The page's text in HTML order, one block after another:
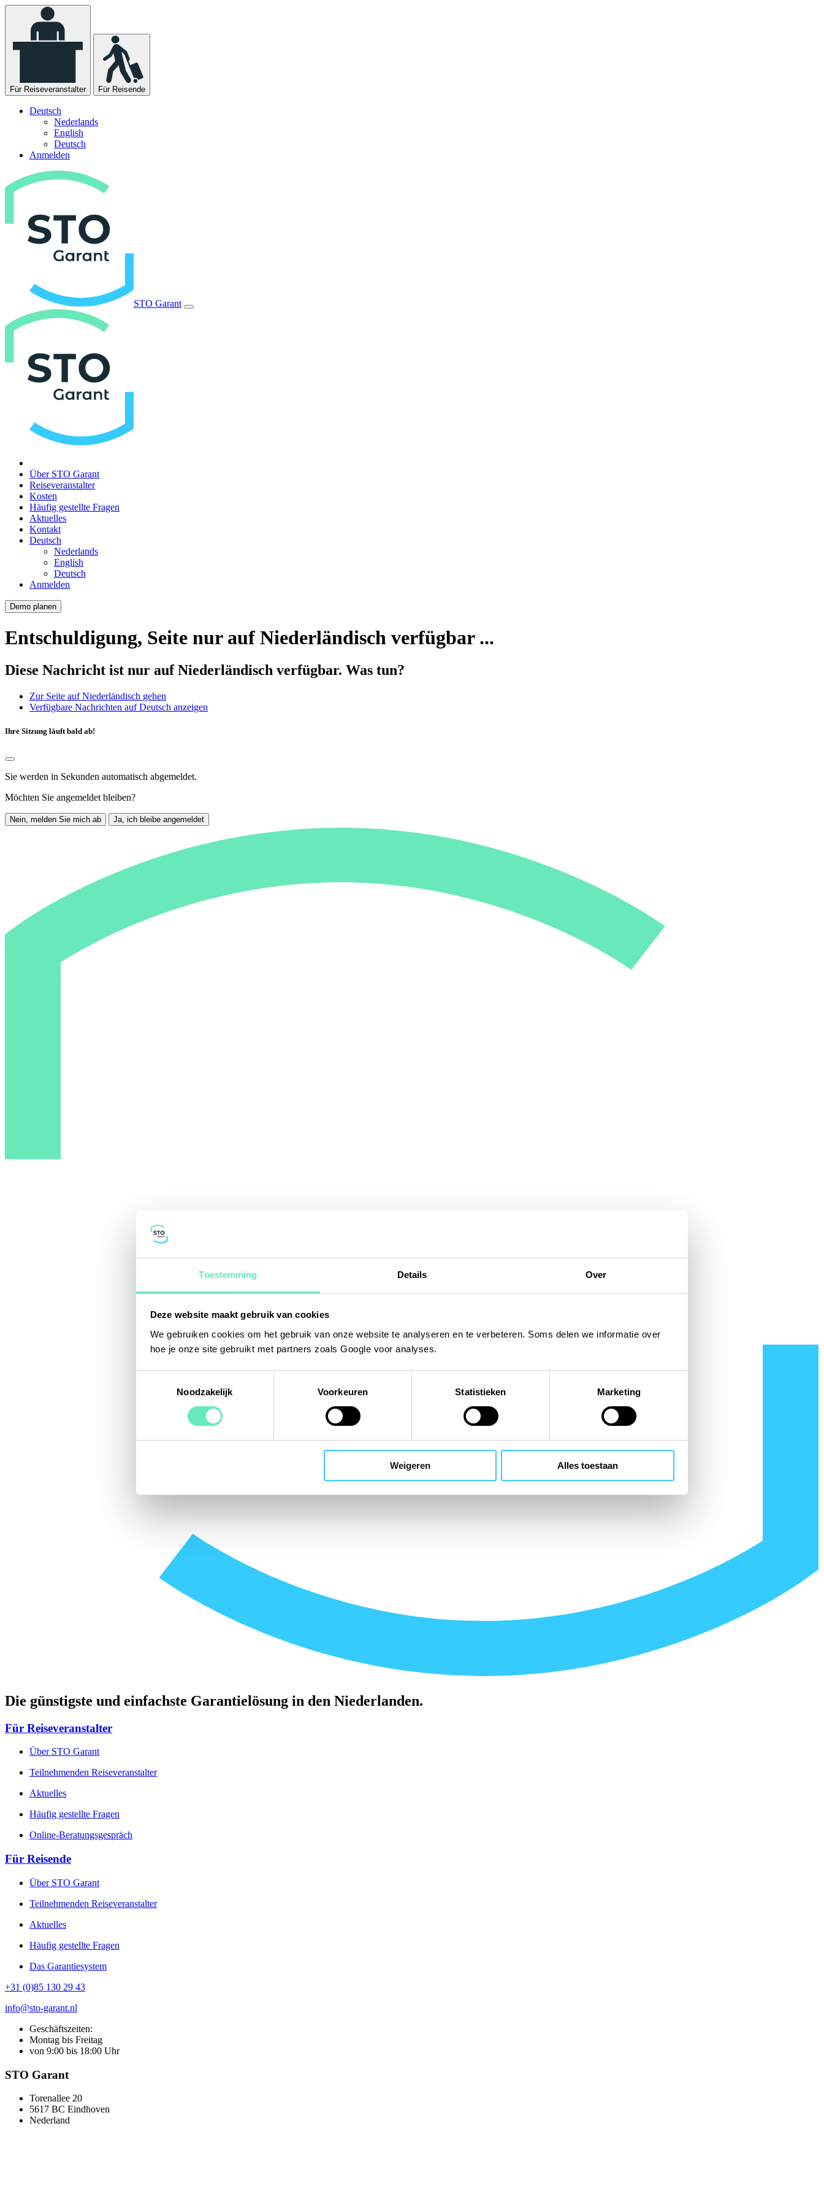
Toestemming Details Over
Deze website maakt gebruik van cookies
We gebruiken cookies om het gebruik van onze website te analyseren en te verbeteren. Soms delen we informatie over
hoe je onze site gebruikt met partners zoals Google voor analyses.
Noodzakelijk
Voorkeuren Statistieken Marketing
Weigeren Alles toestaan
Für Reiseveranstalter Für Reisende
Deutsch
Nederlands
English
Deutsch
Anmelden
STO Garant
Über STO Garant
Reiseveranstalter
Kosten
Häufig gestellte Fragen
Aktuelles
Kontakt
Deutsch
Nederlands
English
Deutsch
Anmelden
Demo planen
Entschuldigung, Seite nur auf Niederländisch verfügbar ...
Diese Nachricht ist nur auf Niederländisch verfügbar. Was tun?
Zur Seite auf Niederländisch gehen
Verfügbare Nachrichten auf Deutsch anzeigen
Ihre Sitzung läuft bald ab!
Sie werden in Sekunden automatisch abgemeldet.
Möchten Sie angemeldet bleiben?
Nein, melden Sie mich ab Ja, ich bleibe angemeldet
Die günstigste und einfachste Garantielösung in den Niederlanden.
Für Reiseveranstalter
Über STO Garant
Teilnehmenden Reiseveranstalter
Aktuelles
Häufig gestellte Fragen
Online-Beratungsgespräch
Für Reisende
Über STO Garant
Teilnehmenden Reiseveranstalter
Aktuelles
Häufig gestellte Fragen
Das Garantiesystem
+31 (0)85 130 29 43
info@sto-garant.nl
Geschäftszeiten:
Montag bis Freitag
von 9:00 bis 18:00 Uhr
STO Garant
Torenallee 20
5617 BC Eindhoven
Nederland